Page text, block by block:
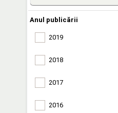
Anul publicării
2019
2018
2017
2016